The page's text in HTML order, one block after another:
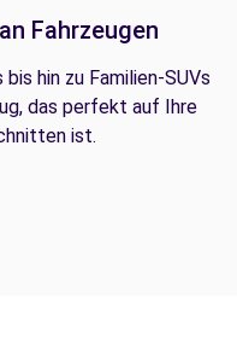
Fahrzeugen
hin zu Familien-SUVs
das perfekt auf Ihre
ist.